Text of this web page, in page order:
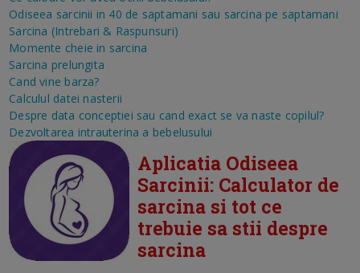
Odiseea sarcinii in 40 de saptamani sau sarcina pe saptamani
Sarcina (Intrebari & Raspunsuri)
Momente cheie in sarcina
Sarcina prelungita
Cand vine barza?
Calculul datei nasterii
Despre data conceptiei sau cand exact se va naste copilul?
Dezvoltarea intrauterina a bebelusului
Aplicatia Odiseea
Sarcinii: Calculator de
sarcina si tot ce
trebuie sa stii despre
sarcina